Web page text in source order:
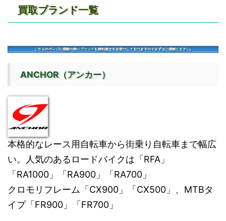
買取ブランド一覧
ANCHOR（アンカー）
本格的なレース用自転車から街乗り自転車まで幅広
い。人気のあるロードバイクは「RFA」
「RA1000」「RA900」「RA700」
クロモリフレーム「CX900」「CX500」、MTBタ
イプ「FR900」「FR700」